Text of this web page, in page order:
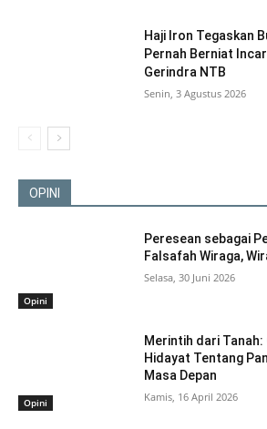
Haji Iron Tegaskan
Pernah Berniat
Gerindra NTB
Senin, 3 Agustus 2026
OPINI
Opini
Peresean sebagai
Falsafah Wiraga,
Selasa, 30 Juni 2026
Opini
Merintih dari
Hidayat Tentang
Masa Depan
Kamis, 16 April 2026